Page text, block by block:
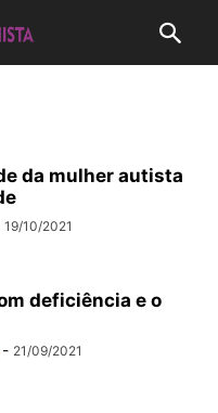
da mulher autista
19/10/2021
deficiência e o
- 21/09/2021